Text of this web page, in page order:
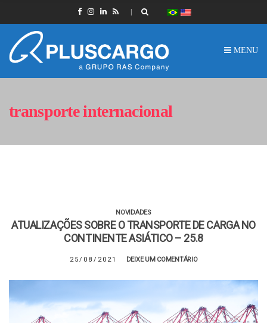
MENU
transporte internacional
NOVIDADES
ATUALIZAÇÕES SOBRE O TRANSPORTE DE CARGA NO
CONTINENTE ASIÁTICO – 25.8
25/08/2021 DEIXE UM COMENTÁRIO